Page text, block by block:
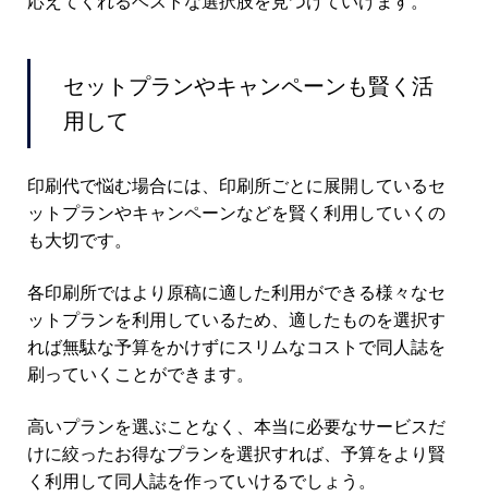
セットプランやキャンペーンも賢く活
用して
印刷代で悩む場合には、印刷所ごとに展開しているセ
ットプランやキャンペーンなどを賢く利用していくの
も大切です。
各印刷所ではより原稿に適した利用ができる様々なセ
ットプランを利用しているため、適したものを選択す
れば無駄な予算をかけずにスリムなコストで同人誌を
刷っていくことができます。
高いプランを選ぶことなく、本当に必要なサービスだ
けに絞ったお得なプランを選択すれば、予算をより賢
く利用して同人誌を作っていけるでしょう。